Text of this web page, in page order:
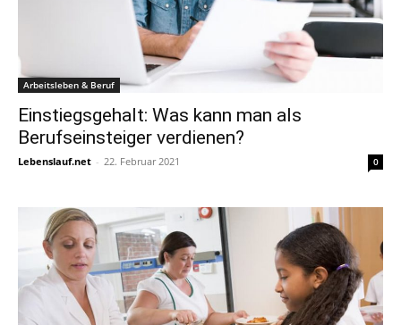
Arbeitsleben & Beruf
Einstiegsgehalt: Was kann man als
Berufseinsteiger verdienen?
Lebenslauf.net - 22. Februar 2021 0